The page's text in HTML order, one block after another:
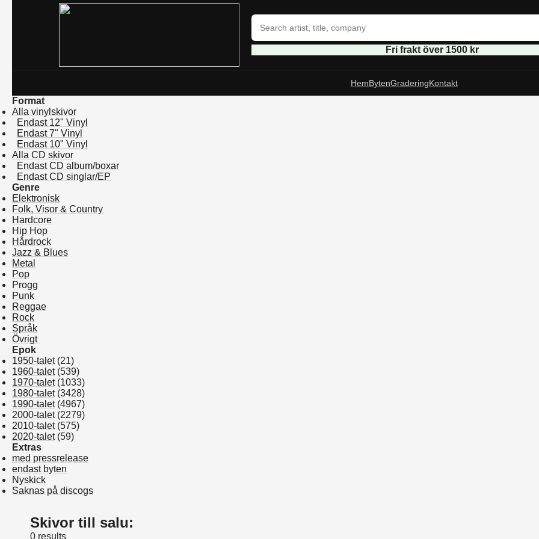
Fri frakt över 1500 kr
HemBytenGraderingKontakt
Format
Alla vinylskivor
Endast 12" Vinyl
Endast 7" Vinyl
Endast 10" Vinyl
Alla CD skivor
Endast CD album/boxar
Endast CD singlar/EP
Genre
Elektronisk
Folk, Visor & Country
Hardcore
Hip Hop
Hårdrock
Jazz & Blues
Metal
Pop
Progg
Punk
Reggae
Rock
Språk
Övrigt
Epok
1950-talet(21)
1960-talet(539)
1970-talet(1033)
1980-talet(3428)
1990-talet(4967)
2000-talet(2279)
2010-talet(575)
2020-talet(59)
Extras
med pressrelease
endast byten
Nyskick
Saknas på discogs
Skivor till salu:
0 results